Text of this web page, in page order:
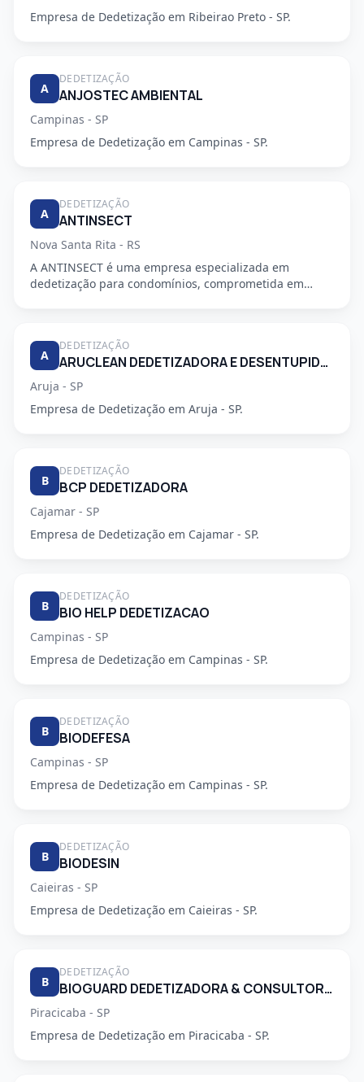
Empresa de Dedetização em Ribeirao Preto - SP.
A
DEDETIZAÇÃO
ANJOSTEC AMBIENTAL
Campinas - SP
Empresa de Dedetização em Campinas - SP.
A
DEDETIZAÇÃO
ANTINSECT
Nova Santa Rita - RS
A ANTINSECT é uma empresa especializada em
dedetização para condomínios, comprometida em
A
DEDETIZAÇÃO
ARUCLEAN DEDETIZADORA E DESENTUPIDORA
Aruja - SP
Empresa de Dedetização em Aruja - SP.
B
DEDETIZAÇÃO
BCP DEDETIZADORA
Cajamar - SP
Empresa de Dedetização em Cajamar - SP.
B
DEDETIZAÇÃO
BIO HELP DEDETIZACAO
Campinas - SP
Empresa de Dedetização em Campinas - SP.
B
DEDETIZAÇÃO
BIODEFESA
Campinas - SP
Empresa de Dedetização em Campinas - SP.
B
DEDETIZAÇÃO
BIODESIN
Caieiras - SP
Empresa de Dedetização em Caieiras - SP.
B
DEDETIZAÇÃO
BIOGUARD DEDETIZADORA & CONSULTORIA LTDA
Piracicaba - SP
Empresa de Dedetização em Piracicaba - SP.